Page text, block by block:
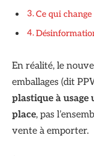
Ce qui
En réalité, le
emballages (dit
plastique à
place, pas
vente à emporter.